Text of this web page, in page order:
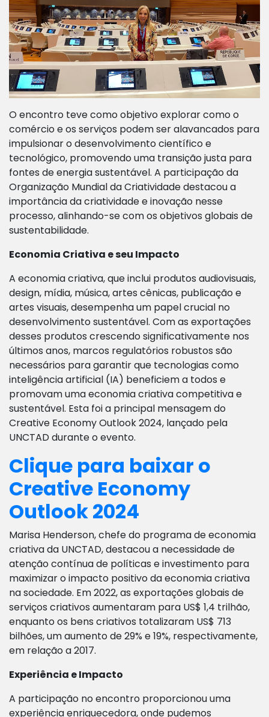
O encontro teve como objetivo explorar como o
comércio e os serviços podem ser alavancados para
impulsionar o desenvolvimento científico e
tecnológico, promovendo uma transição justa para
fontes de energia sustentável. A participação da
Organização Mundial da Criatividade destacou a
importância da criatividade e inovação nesse
processo, alinhando-se com os objetivos globais de
sustentabilidade.
Economia Criativa e seu Impacto
A economia criativa, que inclui produtos audiovisuais,
design, mídia, música, artes cênicas, publicação e
artes visuais, desempenha um papel crucial no
desenvolvimento sustentável. Com as exportações
desses produtos crescendo significativamente nos
últimos anos, marcos regulatórios robustos são
necessários para garantir que tecnologias como
inteligência artificial (IA) beneficiem a todos e
promovam uma economia criativa competitiva e
sustentável. Esta foi a principal mensagem do
Creative Economy Outlook 2024, lançado pela
UNCTAD durante o evento.
Clique para baixar o
Creative Economy
Outlook 2024
Marisa Henderson, chefe do programa de economia
criativa da UNCTAD, destacou a necessidade de
atenção contínua de políticas e investimento para
maximizar o impacto positivo da economia criativa
na sociedade. Em 2022, as exportações globais de
serviços criativos aumentaram para US$ 1,4 trilhão,
enquanto os bens criativos totalizaram US$ 713
bilhões, um aumento de 29% e 19%, respectivamente,
em relação a 2017.
Experiência e Impacto
A participação no encontro proporcionou uma
experiência enriquecedora, onde pudemos